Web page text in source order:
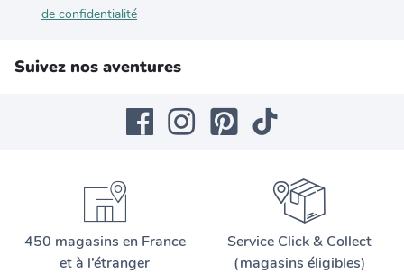
de confidentialité
Suivez nos aventures
450 magasins en France
et à l’étranger
Service Click & Collect
(magasins éligibles)